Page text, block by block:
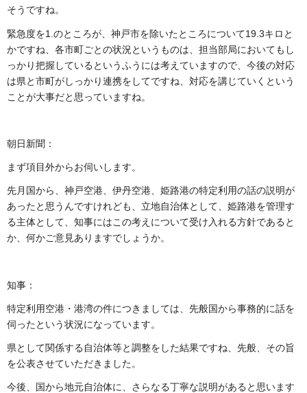
そうですね。
緊急度を1.のところが、神戸市を除いたところについて19.3キロと
かですね、各市町ごとの状況というものは、担当部局においてもし
っかり把握しているというふうには考えていますので、今後の対応
は県と市町がしっかり連携をしてですね、対応を講じていくという
ことが大事だと思っていますね。
朝日新聞：
まず項目外からお伺いします。
先月国から、神戸空港、伊丹空港、姫路港の特定利用の話の説明が
あったと思うんですけれども、立地自治体として、姫路港を管理す
る主体として、知事にはこの考えについて受け入れる方針であると
か、何かご意見ありますでしょうか。
知事：
特定利用空港・港湾の件につきましては、先般国から事務的に話を
伺ったという状況になっています。
県として関係する自治体等と調整をした結果ですね、先般、その旨
を公表させていただきました。
今後、国から地元自治体に、さらなる丁寧な説明があると思います